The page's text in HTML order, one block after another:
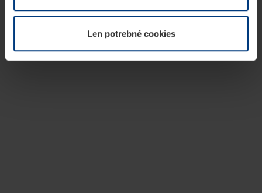
kedykoľvek zmeniť alebo odvolať vo vysvetlení cookie
našej webovej stránky.Len potrebné cookies